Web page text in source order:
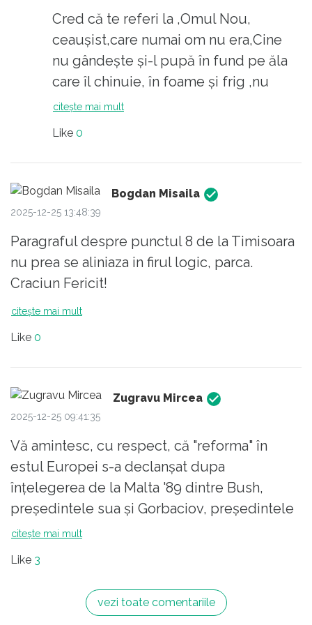
Cred că te referi la ,Omul Nou,
ceaușist,care numai om nu era,Cine
nu gândește și-l pupă în fund pe ăla
care îl chinuie, în foame și frig ,nu
merită să fie numit OM, Cât despre
citește mai mult
Like 0
Bogdan Misaila
2025-12-25 13:48:39
Paragraful despre punctul 8 de la Timisoara
nu prea se aliniaza in firul logic, parca.
Craciun Fericit!
citește mai mult
Like 0
Zugravu Mircea
2025-12-25 09:41:35
Vă amintesc, cu respect, că "reforma" în
estul Europei s-a declanșat dupa
înțelegerea de la Malta '89 dintre Bush,
președintele sua și Gorbaciov, președintele
urss. Până atunci au fost mișcări de protest
anvergură în rest. În România au fost la
Brașov '87 și de câtăva ori minerii. Au fost
citește mai mult
Like 3
vezi toate comentariile